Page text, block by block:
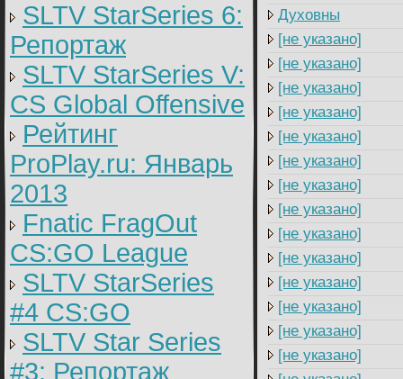
SLTV StarSeries 6:
Репортаж
SLTV StarSeries V:
CS Global Offensive
Рейтинг
ProPlay.ru: Январь
2013
Fnatic FragOut
CS:GO League
SLTV StarSeries
#4 CS:GO
SLTV Star Series
#3: Репортаж
Духовны
[не указано]
[не указано]
[не указано]
[не указано]
[не указано]
[не указано]
[не указано]
[не указано]
[не указано]
[не указано]
[не указано]
[не указано]
[не указано]
[не указано]